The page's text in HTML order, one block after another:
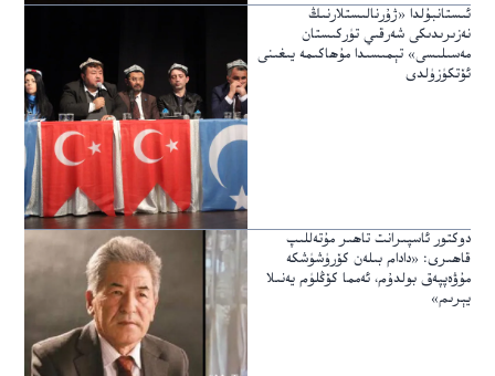
ئىستانبۇلدا «ژۇرنالىستلارنىڭ
نەزىرىدىكى شەرقىي تۈركىستان
مەسىلىسى» تېمىسىدا مۇھاكىمە يىغىنى
ئۆتكۈزۈلدى
دوكتور ئاسپىرانت تاھىر مۇتەللىپ
قاھىرى: «دادام بىلەن كۆرۈشۈشكە
مۇۋەپپەق بولدۇم، ئەمما كۆڭلۈم يەنىلا
يېرىم»